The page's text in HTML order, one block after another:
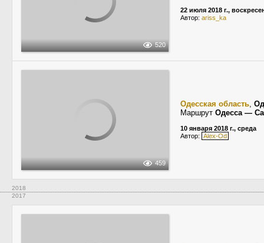
520
22 июля 2018 г.,
Автор: ariss_ka
459
Одесская область,
Маршрут Одесса —
10 января 2018 г., среда
Автор: Alex-Od
2018
2017